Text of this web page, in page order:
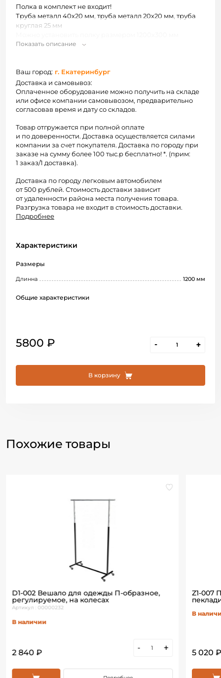
Полка в комплект не входит!
Труба металл 40х20 мм, труба металл 20х20 мм, труба
круглая 25 мм
Показать описание
5800 ₽ - +
В корзину
Ваш город: г. Екатеринбург
Доставка и самовывоз:
Оплаченное оборудование можно получить на складе
или офисе компании самовывозом, предварительно
согласовав время и дату со складов.
Товар отгружается при полной оплате
и по доверенности. Доставка осуществляется силами
компании за счет покупателя. Доставка по городу при
заказе на сумму более 100 тыс.р бесплатно! *. (прим:
1 заказ/1 доставка).
Доставка по городу легковым автомобилем
от 500 рублей. Стоимость доставки зависит
от удаленности района места получения товара.
Разгрузка товара не входит в стоимость доставки.
Подробнее
Характеристики
Размеры
Длинна 1200 мм
Общие характеристики
Похожие товары
D1-002 Вешало для одежды П-образное,
регулируемое, на колесах
Артикул : 00000232
В наличии
2 840 ₽
- +
Z1-007
В
5 020